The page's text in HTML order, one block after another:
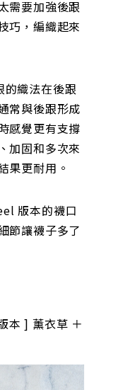
需要加強後跟
巧，編織起來
的織法在後跟
常與後跟形成
感覺更有支撐
加固和多次來
果更耐用。
版本的襪口
節讓襪子多了
本 ] 薰衣草 ＋